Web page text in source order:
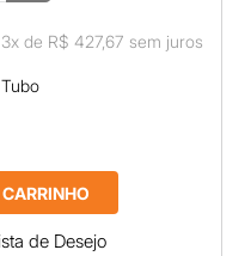
3x de R$ 427,67 sem juros
de Desejo